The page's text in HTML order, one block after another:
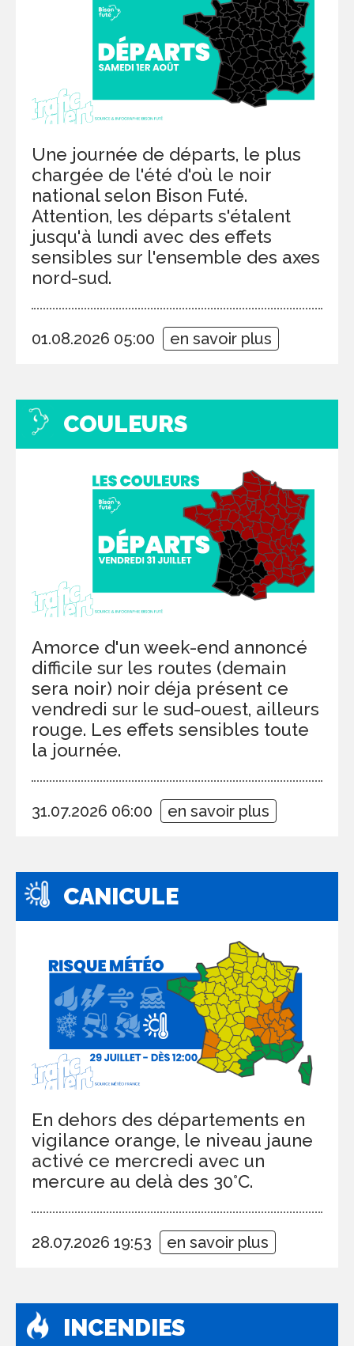
Une journée de départs, le plus
chargée de l'été d'où le noir
national selon Bison Futé.
Attention, les départs s'étalent
jusqu'à lundi avec des effets
sensibles sur l'ensemble des axes
nord-sud.
01.08.2026 05:00 en savoir plus
COULEURS
Amorce d'un week-end annoncé
difficile sur les routes (demain
sera noir) noir déja présent ce
vendredi sur le sud-ouest, ailleurs
rouge. Les effets sensibles toute
la journée.
31.07.2026 06:00 en savoir plus
CANICULE
En dehors des départements en
vigilance orange, le niveau jaune
activé ce mercredi avec un
mercure au delà des 30°C.
28.07.2026 19:53 en savoir plus
INCENDIES